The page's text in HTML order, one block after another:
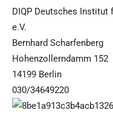
DIQP Deutsches Institut
e.V.
Bernhard Scharfenberg
Hohenzollerndamm 152
14199 Berlin
030/34649220